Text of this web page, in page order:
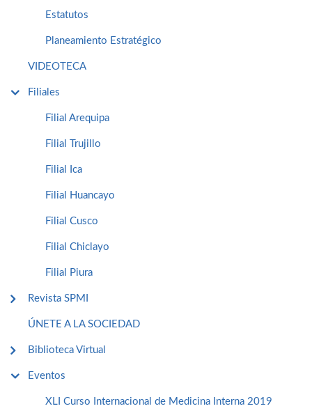
Estatutos
Planeamiento Estratégico
VIDEOTECA
Filiales
Filial Arequipa
Filial Trujillo
Filial Ica
Filial Huancayo
Filial Cusco
Filial Chiclayo
Filial Piura
Revista SPMI
ÚNETE A LA SOCIEDAD
Biblioteca Virtual
Eventos
XLI Curso Internacional de Medicina Interna 2019